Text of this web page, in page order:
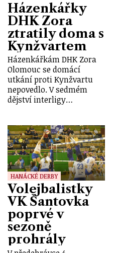
Házenkářky
DHK Zora
ztratily doma s
Kynžvartem
Házenkářkám DHK Zora
Olomouc se domácí
utkání proti Kynžvartu
nepovedlo. V sedmém
dějství interligy…
HANÁCKÉ DERBY
Volejbalistky
VK Šantovka
poprvé v
sezoně
prohrály